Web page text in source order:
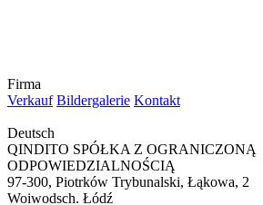
Firma
Verkauf Bildergalerie Kontakt
Deutsch
QINDITO SPÓŁKA Z OGRANICZONĄ
ODPOWIEDZIALNOŚCIĄ
97-300, Piotrków Trybunalski, Łąkowa, 2
Woiwodsch. Łódź